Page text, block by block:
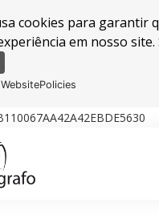
cookies para garantir
em nosso site.